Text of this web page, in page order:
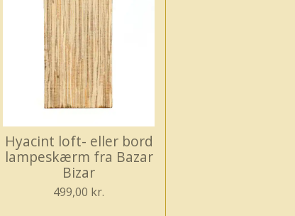
Hyacint loft- eller bord
lampeskærm fra Bazar
Bizar
499,00 kr.